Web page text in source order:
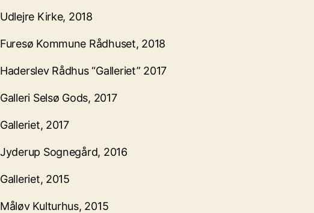
Udlejre Kirke, 2018
Furesø Kommune Rådhuset, 2018
Haderslev Rådhus “Galleriet” 2017
Galleri Selsø Gods, 2017
Galleriet, 2017
Jyderup Sognegård, 2016
Galleriet, 2015
Måløv Kulturhus, 2015